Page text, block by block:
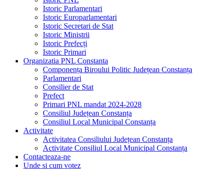
Istoric Parlamentari
Istoric Europarlamentari
Istoric Secretari de Stat
Istoric Ministrii
Istoric Prefecți
Istoric Primari
Organizatia PNL Constanta
Componența Biroului Politic Județean Constanța
Parlamentari
Consilier de Stat
Prefect
Primari PNL mandat 2024-2028
Consiliul Județean Constanța
Consiliul Local Municipal Constanța
Activitate
Activitatea Consiliului Județean Constanța
Activitate Consiliul Local Municipal Constanța
Contacteaza-ne
Unde si cum votez